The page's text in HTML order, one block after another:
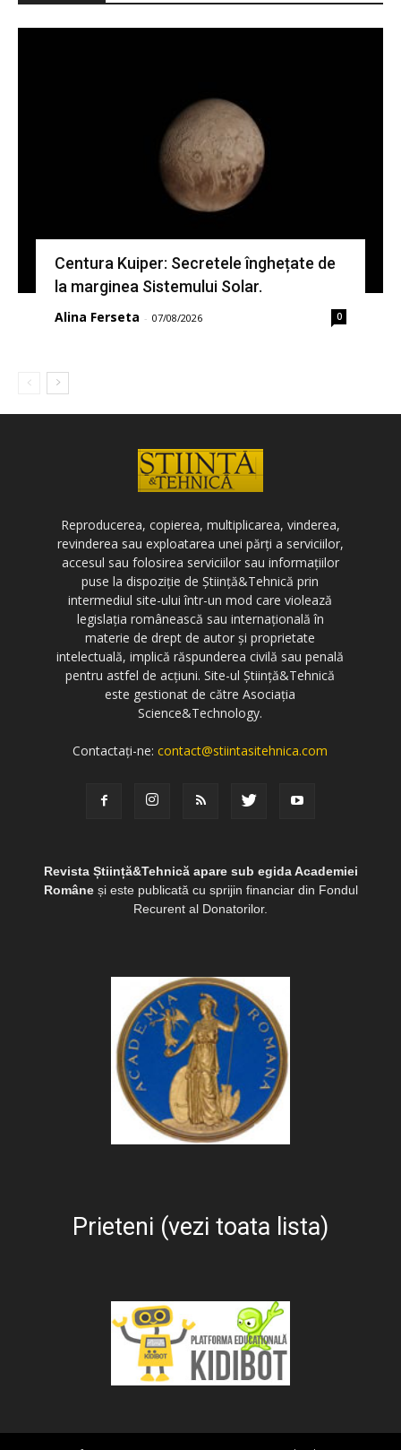
Centura Kuiper: Secretele înghețate de
la marginea Sistemului Solar.
Alina Ferseta - 07/08/2026 0
Reproducerea, copierea, multiplicarea, vinderea,
revinderea sau exploatarea unei părți a serviciilor,
accesul sau folosirea serviciilor sau informațiilor
puse la dispoziție de Știință&Tehnică prin
intermediul site-ului într-un mod care violează
legislația românească sau internațională în
materie de drept de autor și proprietate
intelectuală, implică răspunderea civilă sau penală
pentru astfel de acțiuni. Site-ul Știință&Tehnică
este gestionat de către Asociația
Science&Technology.
Contactați-ne:contact@stiintasitehnica.com
Revista Știință&Tehnică apare sub egida Academiei
Româneși este publicată cu sprijin financiar din Fondul
Recurent al Donatorilor.
Prieteni (vezi toata lista)